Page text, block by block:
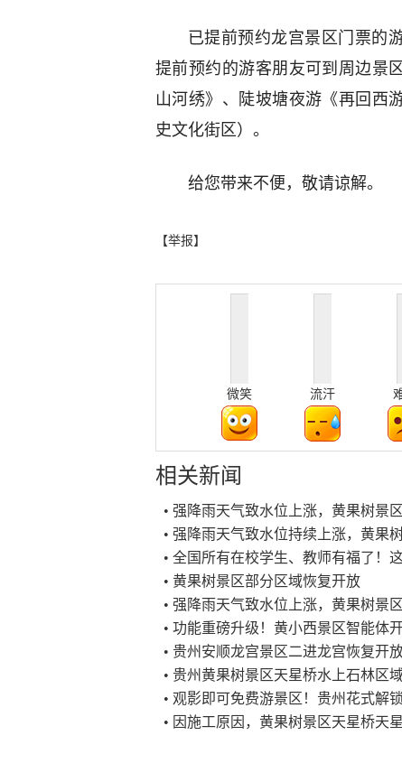
已提前预约龙宫景区门票的
提前预约的游客朋友可到周边景
山河绣》、陡坡塘夜游《再回西
史文化街区）。
给您带来不便，敬请谅解。
【举报】
微笑 流汗
相关新闻
• 强降雨天气致水位上涨，黄果树景
• 强降雨天气致水位持续上涨，黄果
• 全国所有在校学生、教师有福了！
• 黄果树景区部分区域恢复开放
• 强降雨天气致水位上涨，黄果树景
• 功能重磅升级！黄小西景区智能体
• 贵州安顺龙宫景区二进龙宫恢复开
• 贵州黄果树景区天星桥水上石林区
• 观影即可免费游景区！贵州花式解
• 因施工原因，黄果树景区天星桥天